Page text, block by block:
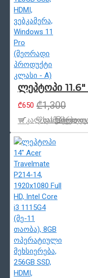
ლეპტოპი
₾650 ₾1,300
კალ.დამატება